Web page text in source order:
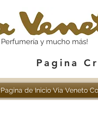
Perfumería y mucho más!
Pagina
Pagina de Inicio Via Veneto